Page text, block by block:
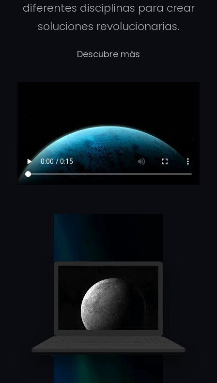
diferentes disciplinas para crear
soluciones revolucionarias.
Descubre más